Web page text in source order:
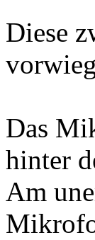
Diese
Das
hinter
Am